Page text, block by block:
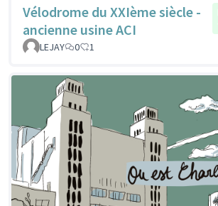
Vélodrome du XXIème siècle -
ancienne usine ACI
LEJAY
0 1